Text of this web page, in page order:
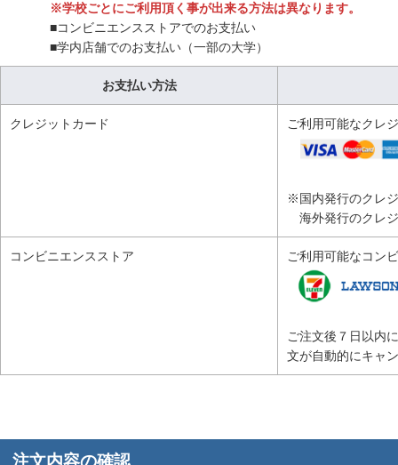
※学校ごとにご利用頂く事が出来る方法は異なります。
■コンビニエンスストアでのお支払い
■学内店舗でのお支払い（一部の大学）
お支払い方法
クレジットカード ご利用可能な
※国内発行のクレ
海外発行のクレ
コンビニエンスストア ご利用可能なコン
ご注文後７日以内
文が自動的にキャ
注文内容の確認